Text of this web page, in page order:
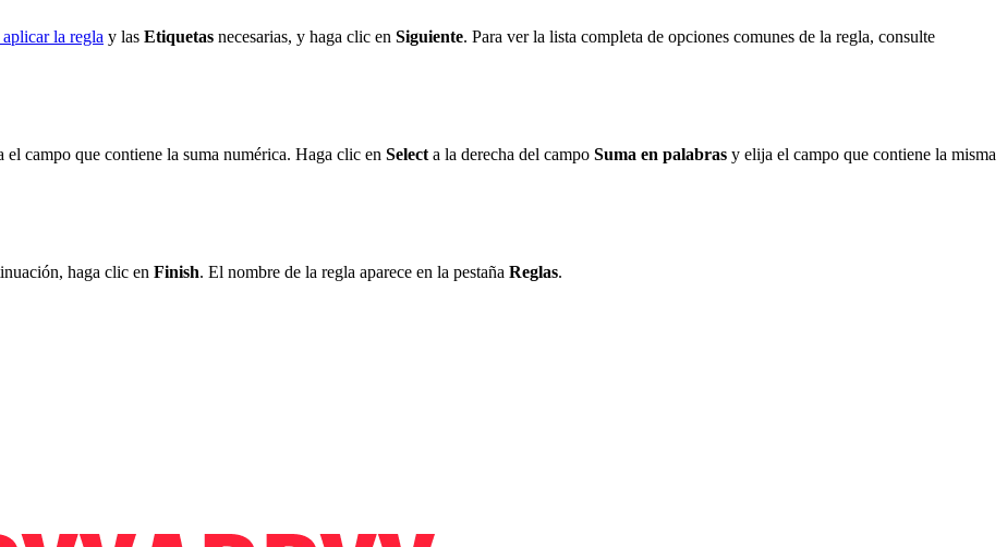
la regla y las Etiquetas necesarias, y haga clic en Siguiente. Para ver la lista completa de opciones comunes de la regla, consulte
el campo que contiene la suma numérica. Haga clic en Select a la derecha del campo Suma en palabras y elija el campo que contiene la misma
haga clic en Finish. El nombre de la regla aparece en la pestaña Reglas.